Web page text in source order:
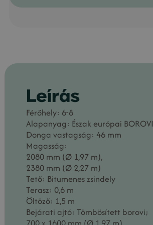
Leírás
Férőhely: 6-8
Alapanyag: Észak európai BOROVI
Donga vastagság: 46 mm
Magasság:
2080 mm (Ø 1,97 m),
2380 mm (Ø 2,27 m)
Tető: Bitumenes zsindely
Terasz: 0,6 m
Öltöző: 1,5 m
Bejárati ajtó: Tömbösített borovi;